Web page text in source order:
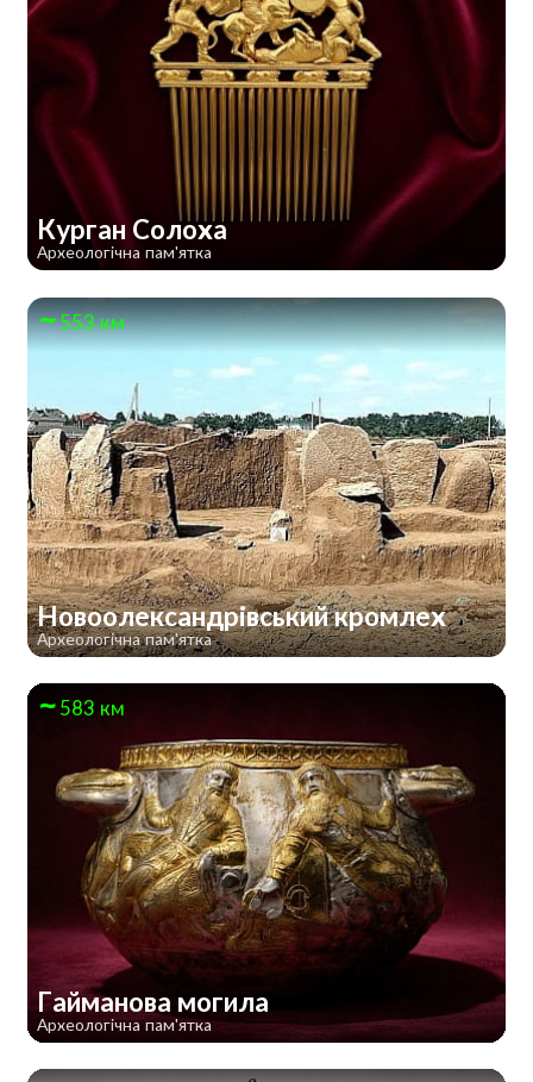
Курган Солоха
Археологічна пам'ятка
553 км
Новоолександрівський кромлех
Археологічна пам'ятка
583 км
Гайманова могила
Археологічна пам'ятка